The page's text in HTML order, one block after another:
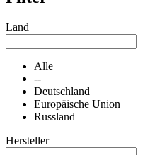
Land
Alle
--
Deutschland
Europäische Union
Russland
Hersteller